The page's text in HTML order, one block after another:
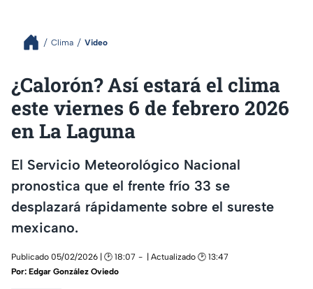
Clima Video
¿Calorón? Así estará el clima
este viernes 6 de febrero 2026
en La Laguna
El Servicio Meteorológico Nacional
pronostica que el frente frío 33 se
desplazará rápidamente sobre el sureste
mexicano.
Publicado 05/02/2026 | 🕑 18:07
| Actualizado 🕑 13:47
Por: Edgar González Oviedo